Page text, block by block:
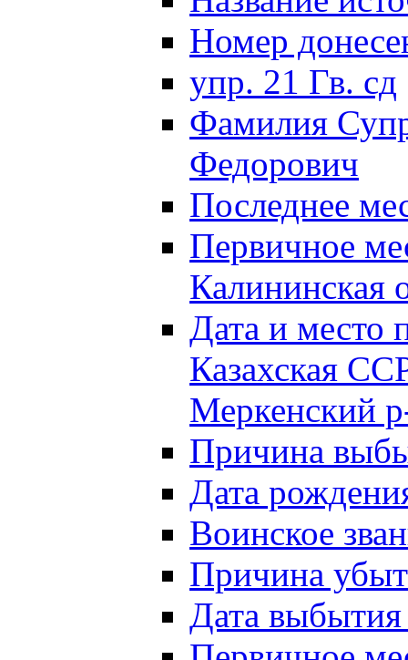
Номер
упр. 21 Гв. сд
Фамилия
Федорович
Последнее
Первичное
Калининская
Дата и
Казахская
Меркенский
Причина
Дата
Воинское
Причина
Дата